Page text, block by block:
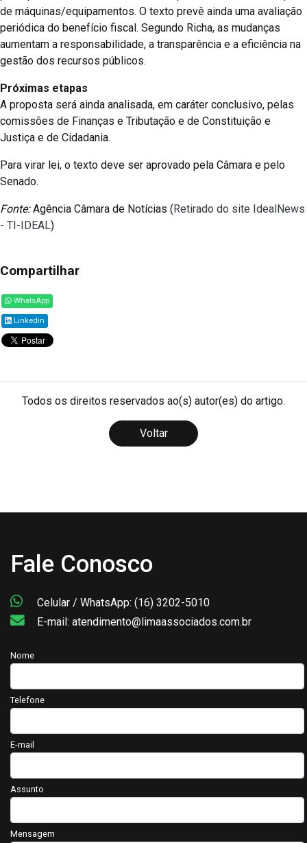
de máquinas/equipamentos. O texto prevê ainda uma avaliação
periódica do benefício fiscal. Segundo Richa, as mudanças
aumentam a responsabilidade, a transparência e a eficiência na
gestão dos recursos públicos.
Próximas etapas
A proposta será ainda analisada, em caráter conclusivo, pelas
comissões de Finanças e Tributação e de Constituição e
Justiça e de Cidadania.
Para virar lei, o texto deve ser aprovado pela Câmara e pelo
Senado.
Fonte:Agência Câmara de Notícias (Retirado do site IdealNews
- TI-IDEAL)
Compartilhar
WhatsApp
Linkedin
Todos os direitos reservados ao(s) autor(es) do artigo.
Voltar
Fale Conosco
Celular / WhatsApp: (16) 3202-5010
E-mail: atendimento@limaassociados.com.br
Nome
Telefone
E-mail
Assunto
Mensagem